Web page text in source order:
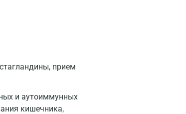
прием
и аутоиммунных
кишечника,